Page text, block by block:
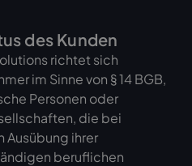
des Kunden
richtet sich
im Sinne von § 14 BGB,
Personen oder
die bei
Ausübung ihrer
beruflichen